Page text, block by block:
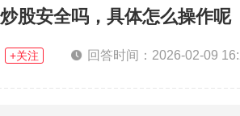
股安全吗，具体怎么操作呢
+关注 回答时间：2026-02-09